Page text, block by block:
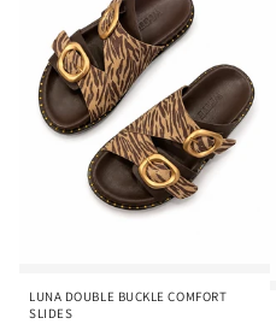
LUNA DOUBLE BUCKLE COMFORT
SLIDES